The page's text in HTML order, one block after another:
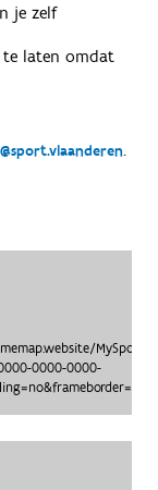
je zelf
laten omdat
.
0000-0000-